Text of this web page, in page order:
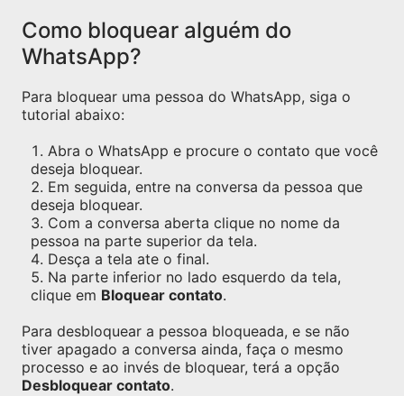
Como bloquear alguém do
WhatsApp?
Para bloquear uma pessoa do WhatsApp, siga o
tutorial abaixo:
Abra o WhatsApp e procure o contato que você
deseja bloquear.
Em seguida, entre na conversa da pessoa que
deseja bloquear.
Com a conversa aberta clique no nome da
pessoa na parte superior da tela.
Desça a tela ate o final.
Na parte inferior no lado esquerdo da tela,
clique em Bloquear contato.
Para desbloquear a pessoa bloqueada, e se não
tiver apagado a conversa ainda, faça o mesmo
processo e ao invés de bloquear, terá a opção
Desbloquear contato.